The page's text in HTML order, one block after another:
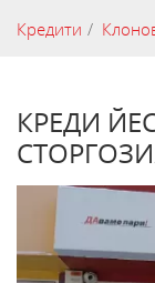
Кредити
КРЕДИ